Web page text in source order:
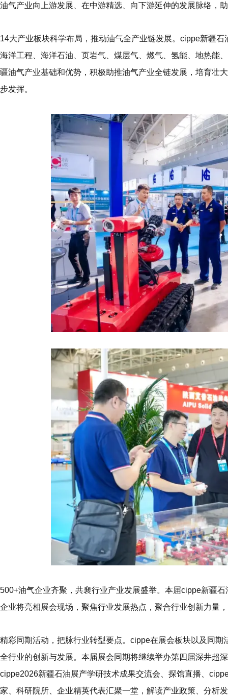
油气产业向上游发展、在中游精选、向下游延伸的发展脉络，
14大产业板块科学布局，推动油气全产业链发展。 cippe新疆石
海洋工程、海洋石油、页岩气、煤层气、燃气、氢能、地热能
疆油气产业基础和优势，积极助推油气产业全链发展，培育壮
步发挥。
500+油气企业齐聚，共襄行业产业发展盛举。 本届cippe新疆石
企业将亮相展会现场，聚焦行业发展热点，聚合行业创新力量
精彩同期活动，把脉行业转型要点。 cippe在展会板块以及同期
全行业的创新与发展。本届展会同期将继续举办第四届深井超
cippe2026新疆石油展产学研技术成果交流会、探馆直播、
家、科研院所、企业精英代表汇聚一堂，解读产业政策、分析